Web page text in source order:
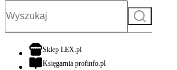
Szukaj
Sklep LEX.plotwiera się w nowej karcie
Księgarnia profinfo.plotwiera się w nowej karcie